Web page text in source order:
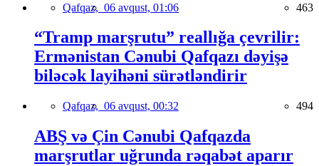
Qafqaz, 06 avqust, 01:06 463
“Tramp marşrutu” reallığa çevrilir:
Ermənistan Cənubi Qafqazı dəyişə
biləcək layihəni sürətləndirir
Qafqaz, 06 avqust, 00:32 494
ABŞ və Çin Cənubi Qafqazda
marşrutlar uğrunda rəqabət aparır